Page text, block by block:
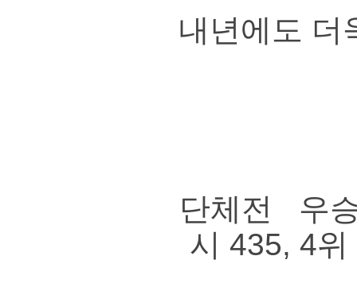
내년에도 더
단체전 우
시 435, 4